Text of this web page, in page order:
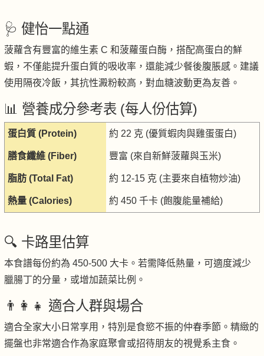
🩺 健怡一點通
菠蘿含有豐富的維生素 C 和菠蘿蛋白酶，搭配高蛋白的鮮
蝦，不僅能提升蛋白質的吸收率，還能減少餐後腹脹感。建議
使用隔夜冷飯，其抗性澱粉較高，對血糖波動更為友善。
📊 營養成分參考表 (每人份估算)
蛋白質 (Protein) 約 22 克 (優質蝦肉與雞蛋蛋白)
膳食纖維 (Fiber) 豐富 (來自新鮮菠蘿與玉米)
脂肪 (Total Fat) 約 12-15 克 (主要來自植物炒油)
熱量 (Calories) 約 450 千卡 (飽腹能量補給)
🔍 卡路里估算
本食譜每份約為 450-500 大卡。若需降低熱量，可適度減少
臘腸丁的分量，或增加蔬菜比例。
👨‍👩‍👧 適合人群與場合
適合全家大小日常享用，特別是食慾不振的仲春季節。精緻的
擺盤也非常適合作為家庭聚會或招待朋友的視覺系主食。